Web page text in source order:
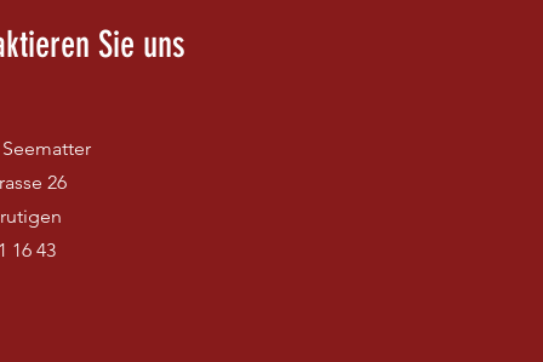
Sie uns
26
16 43